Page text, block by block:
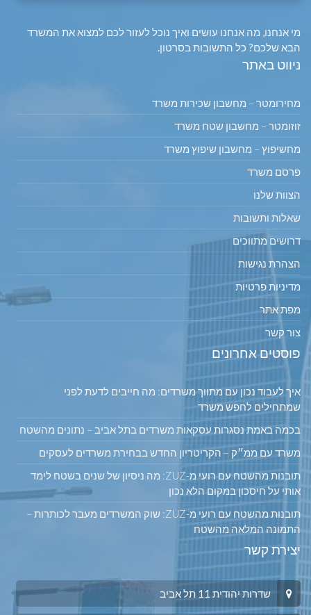
מי אנחנו, מה אנחנו עושים ואיך נוכל לעזור לכם למצוא את המשרד
הבא שלכם? כל התשובות בסרטון.
ניווט באתר
מחירומטר – מחשבון שכירות משרד
זוזומטר – מחשבון שטח משרד
מחשיפוץ – מחשבון שיפוץ משרד
פרסם משרד
הצוות שלנו
שאלות ותשובות
דרושים מתווכים
הצהרת נגישות
מדיניות פרטיות
מפת אתר
צור קשר
פוסטים אחרונים
איך לעבוד נכון עם מתווך משרדים: מה חייבים לדעת לפני
שמתחילים לחפש משרד
בכמה באמת נסגרות עסקאות משרדים בתל אביב – נתונים מהשטח
משרד עם ממ״ק – הקריטריון החדש בבחירת משרדים לעסקים
תובנות מהשטח עם רועי מ-ZUZ: מה ניסיון של שנים בשטח לימד
אותי על חיסכון במקום הלא נכון
תובנות מהשטח עם רועי מ-ZUZ: שוק המשרדים מעבר לכותרות –
התמונה המלאה מהשטח
יצירת קשר
שדרות יהודית 11 תל אביב